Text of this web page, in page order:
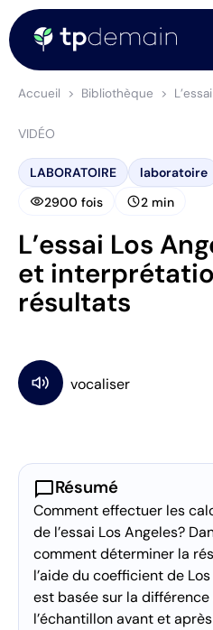
Accueil Bibliothèque
VIDÉO
LABORATOIRE laboratoire
visibility2900 fois schedule2 min
L’essai Los
et
résultats
chat_bubbleRésumé
Comment effectuer les
de l’essai Los Angeles?
comment déterminer la
l’aide du coefficient de
est basée sur la
l’échantillon avant et après